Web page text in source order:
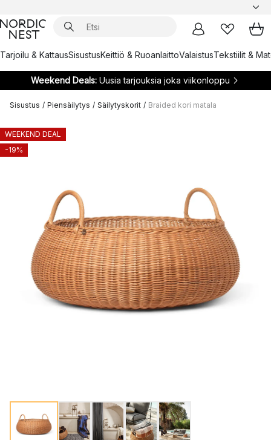
Tarjoilu & KattausSisustusKeittiö & RuoanlaittoValaistusTekstiilit &
Weekend Deals:Uusia tarjouksia joka viikonloppu
Sisustus / Piensäilytys / Säilytyskorit / Braided kori matala
WEEKEND DEAL
-19%